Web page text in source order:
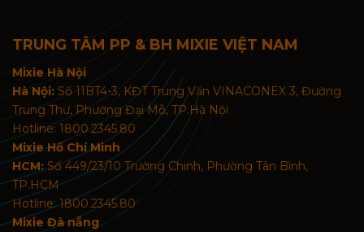
TRUNG TÂM PP & BH MIXIE VIỆT NAM
Mixie Hà Nội
Hà Nội: Số 11BT4-3, KĐT Trung Văn VINACONEX 3, Đường
Trung Thư, Phường Đại Mỗ, TP.Hà Nội
Hotline: 1800.2345.80
Mixie Hồ Chí Minh
HCM:Số 449/23/10 Trường Chinh, Phường Tân Bình,
TP.HCM
Hotline: 1800.2345.80
Mixie Đà nẵng